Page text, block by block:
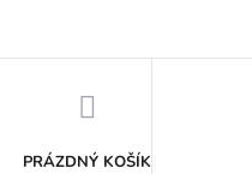
PRÁZDNÝ KOŠÍK